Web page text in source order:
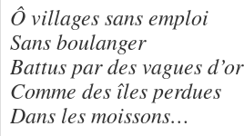
Ô villages sans emploi
Sans boulanger
Battus par des vagues d’or
Comme des îles perdues
Dans les moissons…